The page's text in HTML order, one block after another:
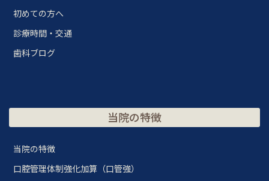
初めての方へ
診療時間・交通
歯科ブログ
当院の特徴
当院の特徴
口腔管理体制強化加算（口管強）